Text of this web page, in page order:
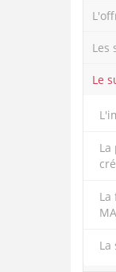
Les
Le
La
La
La